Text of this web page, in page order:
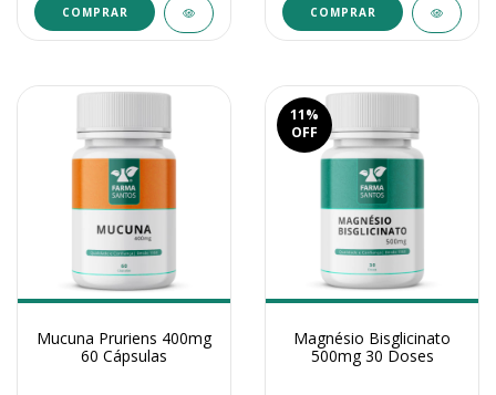
Mucuna Pruriens 400mg
60 Cápsulas
11%
OFF
Magnésio Bisglicinato
500mg 30 Doses